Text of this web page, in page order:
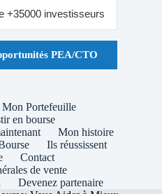
PEA/CTO
Mon Portefeuille
en bourse
Mon histoire
Ils réussissent
Contact
de vente
Devenez partenaire